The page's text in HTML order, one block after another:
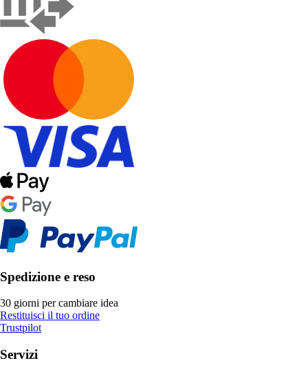
Spedizione e reso
30 giorni per cambiare idea
Restituisci il tuo ordine
Trustpilot
Servizi